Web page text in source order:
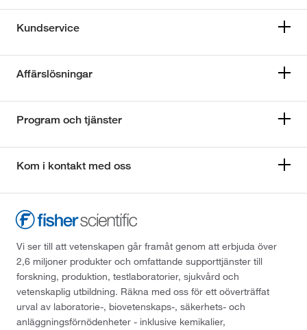
Kundservice
Affärslösningar
Program och tjänster
Kom i kontakt med oss
Vi ser till att vetenskapen går framåt genom att erbjuda över
2,6 miljoner produkter och omfattande supporttjänster till
forskning, produktion, testlaboratorier, sjukvård och
vetenskaplig utbildning. Räkna med oss för ett oöverträffat
urval av laboratorie-, biovetenskaps-, säkerhets- och
anläggningsförnödenheter - inklusive kemikalier,